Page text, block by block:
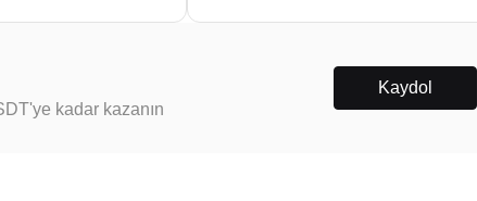
kadar kazanın
Kaydol